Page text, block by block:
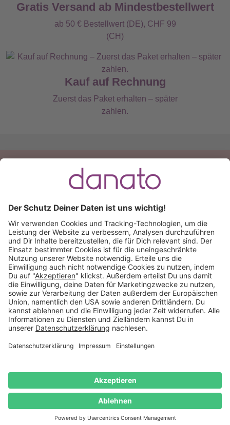
Gratis Versand ab Mindestbestellwert
ab 50 € Bestellwert (DE), CHF 99
(CH)
Kauf auf Rechnung
Zuerst das Paket erhalten – später
zahlen.
Du hast eine Frage?
+49 (0) 511 51 56 0300
schreib uns eineE-Mail
Käuferschutz inklusive Kauf auf Rechnung
Mitglied im:
Deutschland
Datenschutz Widerrufsrecht
widerrufen